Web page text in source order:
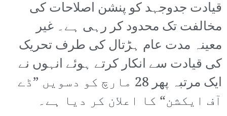
قیادت جدوجہد کو پنشن اصلاحات کی
مخالفت تک محدود کر رہی ہے۔ غیر
معینہ مدت عام ہڑتال کی طرف تحریک
کی قیادت سے انکار کرتے ہوئے انہوں نے
ایک مرتبہ پھر 28 مارچ کو دسویں ”ڈے
آف ایکشن“ کا اعلان کر دیا ہے۔